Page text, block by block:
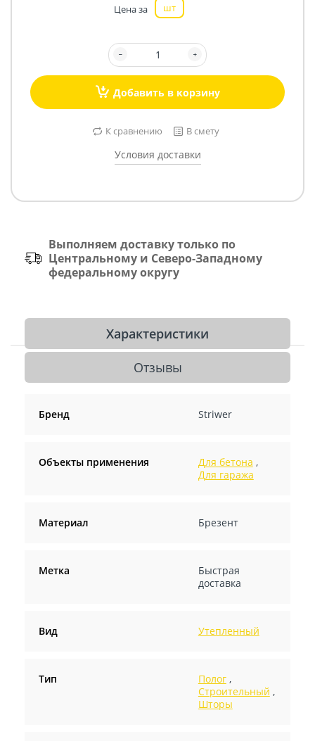
Цена за шт
Добавить в корзину
К сравнению В смету
Условия доставки
Выполняем доставку только по
Центральному и Северо-Западному
федеральному округу
Характеристики
Отзывы
Бренд Striwer
Объекты применения Для бетона ,
Для гаража
Материал Брезент
Метка
Быстрая
доставка
Вид Утепленный
Тип Полог,
Строительный ,
Шторы